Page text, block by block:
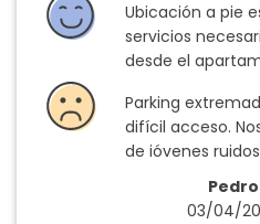
Pedro
03/04/
Ubicación a pie
servicios
desde el
Parking
difícil acceso.
de jóvenes
mucho control,
descansar